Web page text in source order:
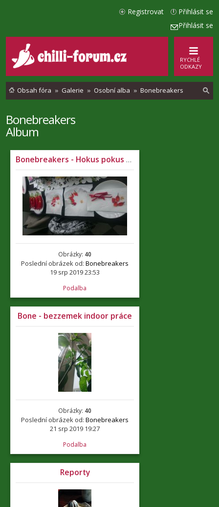
Přihlásit se
Přihlásit se
Registrovat
RYCHLÉ
ODKAZY
Obsah fóra Galerie Osobní alba Bonebreakers
Bonebreakers
Album
Bonebreakers - Hokus pokus 2019
Obrázky: 40
Poslední obrázek od: Bonebreakers
19 srp 2019 23:53
Podalba
Bone - bezzemek indoor práce
Obrázky: 40
Poslední obrázek od: Bonebreakers
21 srp 2019 19:27
Podalba
Reporty